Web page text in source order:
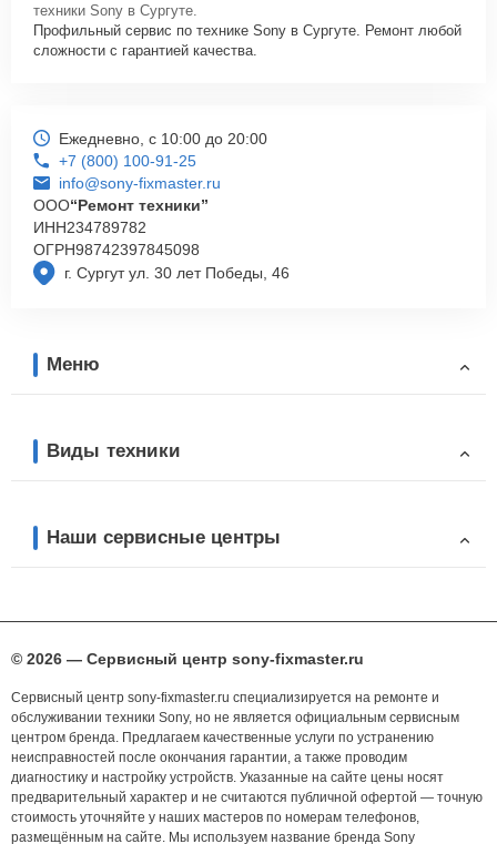
техники Sony в Сургуте.
Профильный сервис по технике Sony в Сургуте. Ремонт любой
сложности с гарантией качества.
г. Сургут ул. 30 лет Победы, 46
Ежедневно, с 10:00 до 20:00
+7 (800) 100-91-25
info@sony-fixmaster.ru
ООО“Ремонт техники”
ИНН234789782
ОГРН98742397845098
Меню
Виды техники
Наши сервисные центры
© 2026 — Сервисный центр sony-fixmaster.ru
Сервисный центр sony-fixmaster.ru специализируется на ремонте и
обслуживании техники Sony, но не является официальным сервисным
центром бренда. Предлагаем качественные услуги по устранению
неисправностей после окончания гарантии, а также проводим
диагностику и настройку устройств. Указанные на сайте цены носят
предварительный характер и не считаются публичной офертой — точную
стоимость уточняйте у наших мастеров по номерам телефонов,
размещённым на сайте. Мы используем название бренда Sony